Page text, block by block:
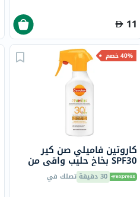
11
40% خصم
كاروتين فاميلي صن كير
SPF30 بخاخ حليب واقي من
الشمس للوجه والجسم 270
مل 30 دقيقة تصلك في